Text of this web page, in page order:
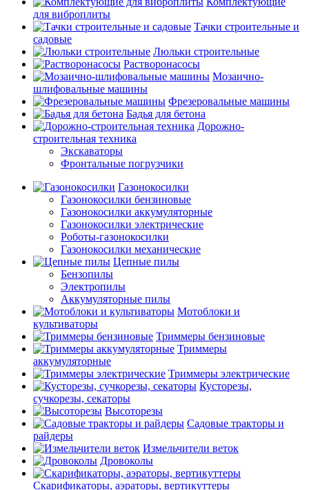
для виброплиты
Тачки строительные и
садовые
Люльки строительные
Растворонасосы
Мозаично-
шлифовальные машины
Фрезеровальные машины
Бадья для бетона
Дорожно-
строительная техника
Экскаваторы
Фронтальные погрузчики
Газонокосилки
Газонокосилки бензиновые
Газонокосилки аккумуляторные
Газонокосилки электрические
Роботы-газонокосилки
Газонокосилки механические
Цепные пилы
Бензопилы
Электропилы
Аккумуляторные пилы
Мотоблоки и
культиваторы
Триммеры бензиновые
Триммеры
аккумуляторные
Триммеры электрические
Кусторезы,
сучкорезы, секаторы
Высоторезы
Садовые тракторы и
райдеры
Измельчители веток
Дровоколы
Скарификаторы, аэраторы, вертикуттеры